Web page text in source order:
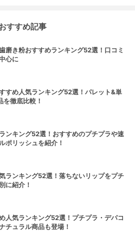
すすめ記事
磨き粉おすすめランキング52選！口コミ
心に
すめ人気ランキング52選！パレット&単
を徹底比較！
ンキング52選！おすすめのプチプラや速
ポリッシュを紹介！
ランキング52選！落ちないリップをプチ
に紹介！
人気ランキング52選！プチプラ・デパコ
チュラル商品も登場！